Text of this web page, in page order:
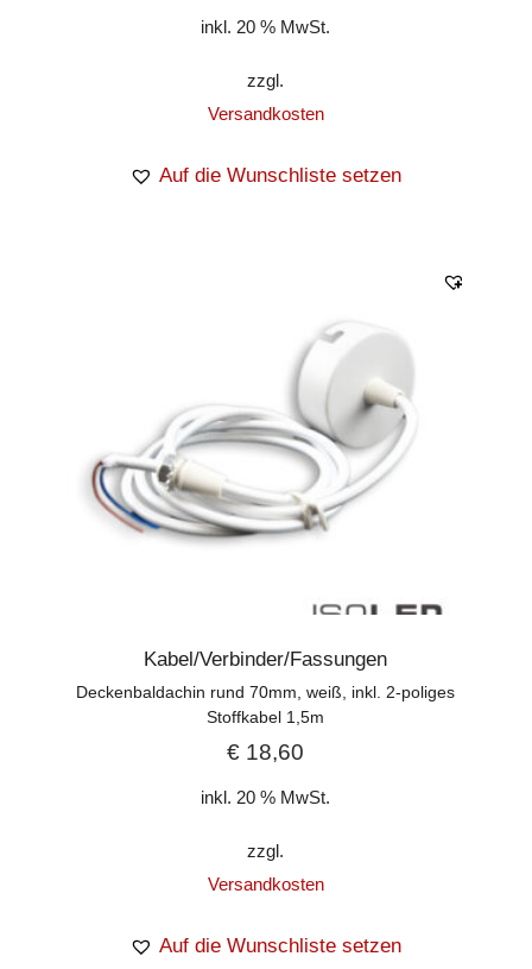
inkl. 20 % MwSt.
zzgl.
Versandkosten
Auf die Wunschliste setzen
Kabel/Verbinder/Fassungen
Deckenbaldachin rund 70mm, weiß, inkl. 2-poliges
Stoffkabel 1,5m
€ 18,60
inkl. 20 % MwSt.
zzgl.
Versandkosten
Auf die Wunschliste setzen